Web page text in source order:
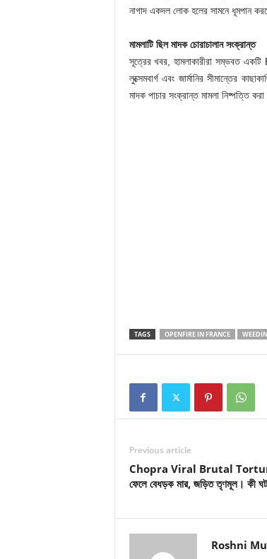
নাগাদ একদল লোক হলের সামনে ধূমপান
মামলাটি ছিল মাদক চোরাচালান সংক্রান্ত
সূত্রের খবর, হামলাকারীরা সম্ভবত একটি
লুক্সেমবার্গ এবং জার্মানির সীমান্তের
মাদক পাচার সংক্রান্ত মামলা নিষ্পত্তি
TAGS OPENFIRE IN FRANCE
Previous article
Chopra Viral Brutal Torture:
ফেলে বেধড়ক মার, জড়িত তৃণমূল। কী
Roshni